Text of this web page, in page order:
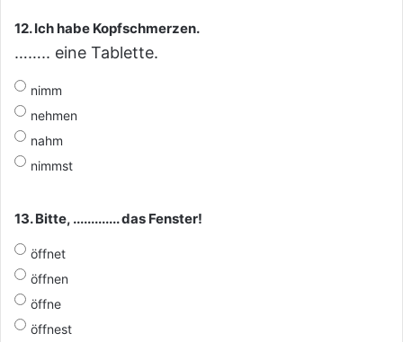
12. Ich habe Kopfschmerzen.
…….. eine Tablette.
nimm
nehmen
nahm
nimmst
13. Bitte, ............. das Fenster!
öffnet
öffnen
öffne
öffnest